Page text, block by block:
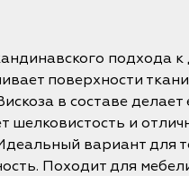
подхода
поверхности
в составе делает
шелковистость и
вариант для
Походит для